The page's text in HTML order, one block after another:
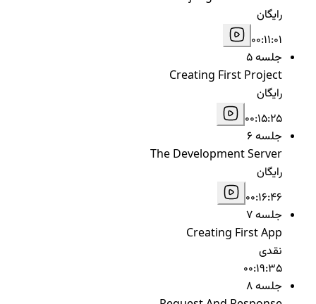
رایگان
00:11:01
جلسه 5
Creating First Project
رایگان
00:15:25
جلسه 6
The Development Server
رایگان
00:16:46
جلسه 7
Creating First App
نقدی
00:19:35
جلسه 8